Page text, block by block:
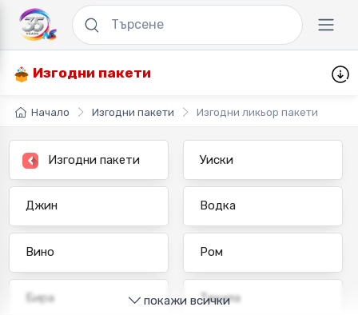
Изгодни пакети
Начало Изгодни пакети Изгодни ликьор пакети
Изгодни пакети Уиски
Джин Водка
Вино Ром
Бира Текила
покажи всички